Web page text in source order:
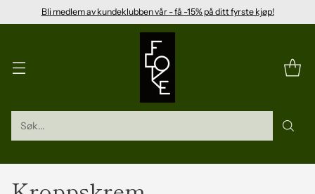
Bli medlem av kundeklubben vår - få -15% på ditt fyrste kjøp!
Søk...